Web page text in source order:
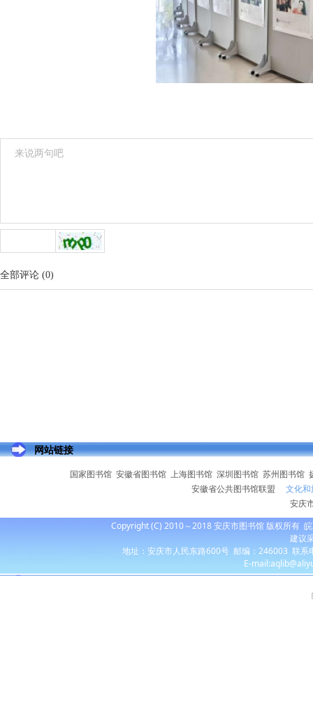
全部评论 (0)
网站链接
国家图书馆 安徽省图书馆 上海图书馆 深圳图书馆 苏州图书馆
安徽省公共图书馆联盟
文化
安庆
Copyright (C) 2010～2018 安庆市图书馆 版权所有
建议
地址：安庆市人民东路600号 邮编：246003 联
E-